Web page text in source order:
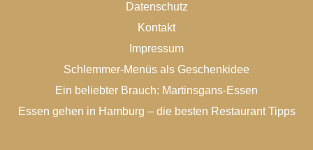
Datenschutz
Kontakt
Impressum
Schlemmer-Menüs als Geschenkidee
Ein beliebter Brauch: Martinsgans-Essen
Essen gehen in Hamburg – die besten Restaurant Tipps